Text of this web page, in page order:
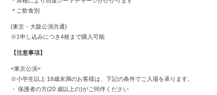
＊ご飲食別
(東京・大阪公演共通)
※1申し込みにつき4枚まで購入可能
【注意事項】
<東京公演>
※小学生以上 18歳未満のお客様は、下記の条件でご入場を承ります。
・ 保護者の方(20 歳以上の)がご同伴ください